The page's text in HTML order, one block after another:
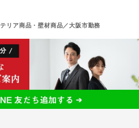
リア商品・壁材商品／大阪市勤務